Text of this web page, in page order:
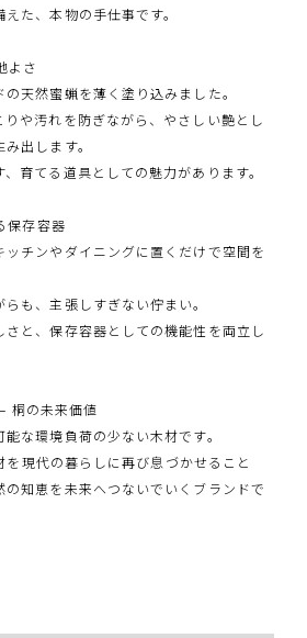
た、本物の手仕事です。
よさ
天然蜜蝋を薄く塗り込みました。
や汚れを防ぎながら、やさしい艶とし
出します。
育てる道具としての魅力があります。
保存容器
チンやダイニングに置くだけで空間を
も、主張しすぎない佇まい。
さと、保存容器としての機能性を両立し
桐の未来価値
な環境負荷の少ない木材です。
を現代の暮らしに再び息づかせること
知恵を未来へつないでいくブランドで